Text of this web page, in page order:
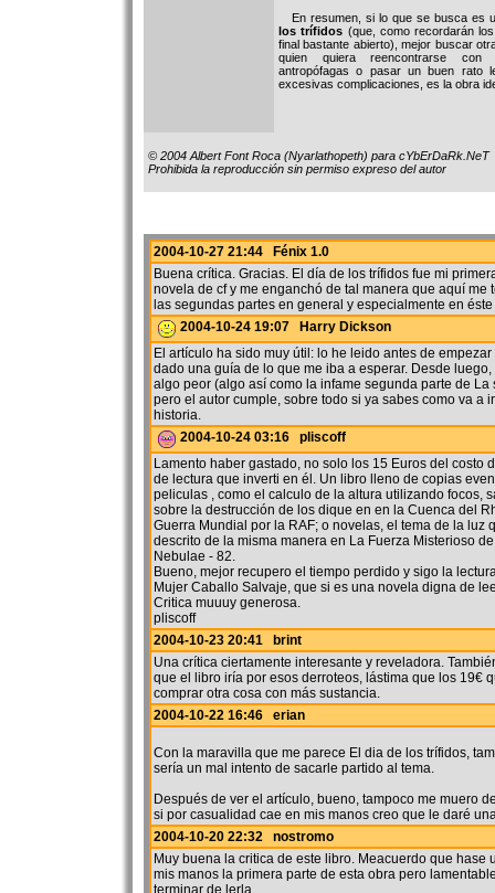
En resumen, si lo que se busca es
los trífidos (que, como recordarán
final bastante abierto), mejor buscar
quien quiera reencontrarse con
antropófagas o pasar un buen rato
excesivas complicaciones, es la obra
© 2004 Albert Font Roca (Nyarlathopeth) para cYbErDaRk.NeT
Prohibida la reproducción sin permiso expreso del autor
2004-10-27 21:44 Fénix 1.0
Buena crítica. Gracias. El día de los trífidos fue mi
novela de cf y me enganchó de tal manera que aquí me
las segundas partes en general y especialmente en
2004-10-24 19:07 Harry Dickson
El artículo ha sido muy útil: lo he leido antes de
dado una guía de lo que me iba a esperar. Desde
algo peor (algo así como la infame segunda parte de
pero el autor cumple, sobre todo si ya sabes como va a
historia.
2004-10-24 03:16 pliscoff
Lamento haber gastado, no solo los 15 Euros del costo
de lectura que inverti en él. Un libro lleno de copias
peliculas , como el calculo de la altura utilizando focos,
sobre la destrucción de los dique en en la Cuenca del
Guerra Mundial por la RAF; o novelas, el tema de la luz
descrito de la misma manera en La Fuerza Misterioso
Nebulae - 82.
Bueno, mejor recupero el tiempo perdido y sigo la
Mujer Caballo Salvaje, que si es una novela digna de
Critica muuuy generosa.
pliscoff
2004-10-23 20:41 brint
Una crítica ciertamente interesante y reveladora.
que el libro iría por esos derroteos, lástima que los 19€
comprar otra cosa con más sustancia.
2004-10-22 16:46 erian
Con la maravilla que me parece El dia de los trífidos,
sería un mal intento de sacarle partido al tema.
Después de ver el artículo, bueno, tampoco me muero
si por casualidad cae en mis manos creo que le daré
2004-10-20 22:32 nostromo
Muy buena la critica de este libro. Meacuerdo que hase
mis manos la primera parte de esta obra pero
terminar de lerla .